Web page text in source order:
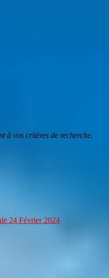
à vos critères de recherche.
24 Février 2024